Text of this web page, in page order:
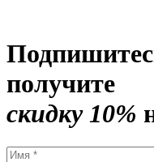
получите
скидку 10%